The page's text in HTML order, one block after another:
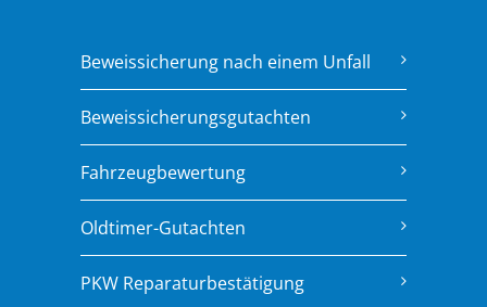
Beweissicherung nach einem Unfall
Beweissicherungsgutachten
Fahrzeugbewertung
Oldtimer-Gutachten
PKW Reparaturbestätigung